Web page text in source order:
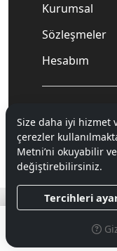
Kurumsal
Sözleşmeler
Hesabım
©
Hipotenüs
Size daha iyi hizmet
çerezler
Metni’ni okuyabilir
değiştirebilirsiniz.
Tercihleri